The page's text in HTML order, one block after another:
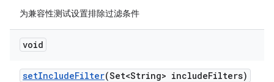
为兼容性测试设置排除过滤条件
void
setIncludeFilter(Set<String> includeFilters)